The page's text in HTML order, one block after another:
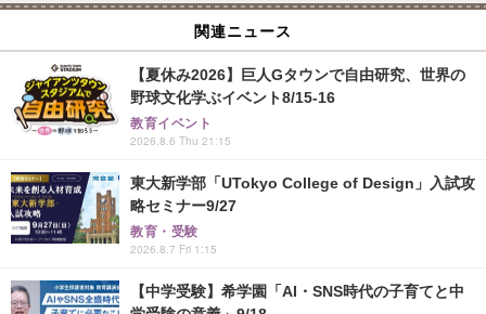
関連ニュース
【夏休み2026】巨人Gタウンで自由研究、世界の
野球文化学ぶイベント8/15-16
教育イベント
2026.8.6 Thu 21:15
東大新学部「UTokyo College of Design」入試攻
略セミナー9/27
教育・受験
2026.8.7 Fri 1:15
【中学受験】希学園「AI・SNS時代の子育てと中